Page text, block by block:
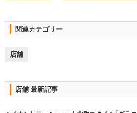
関連カテゴリー
店舗
店舗 最新記事